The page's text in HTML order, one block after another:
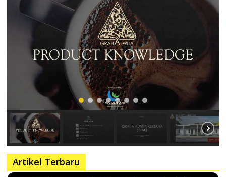
Artikel Terbaru